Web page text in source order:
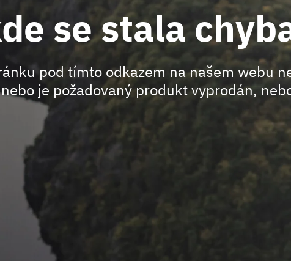
se stala
pod tímto odkazem na našem webu
je požadovaný produkt vyprodán,